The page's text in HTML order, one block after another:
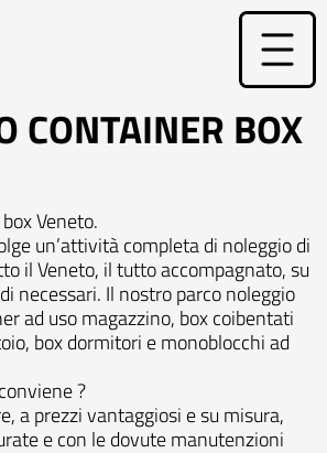
CONTAINER BOX
Veneto.
un’attività completa di noleggio di
il Veneto, il tutto accompagnato, su
necessari. Il nostro parco noleggio
ad uso magazzino, box coibentati
box dormitori e monoblocchi ad
?
a prezzi vantaggiosi e su misura,
e con le dovute manutenzioni